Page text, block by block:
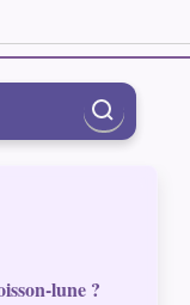
lune ?